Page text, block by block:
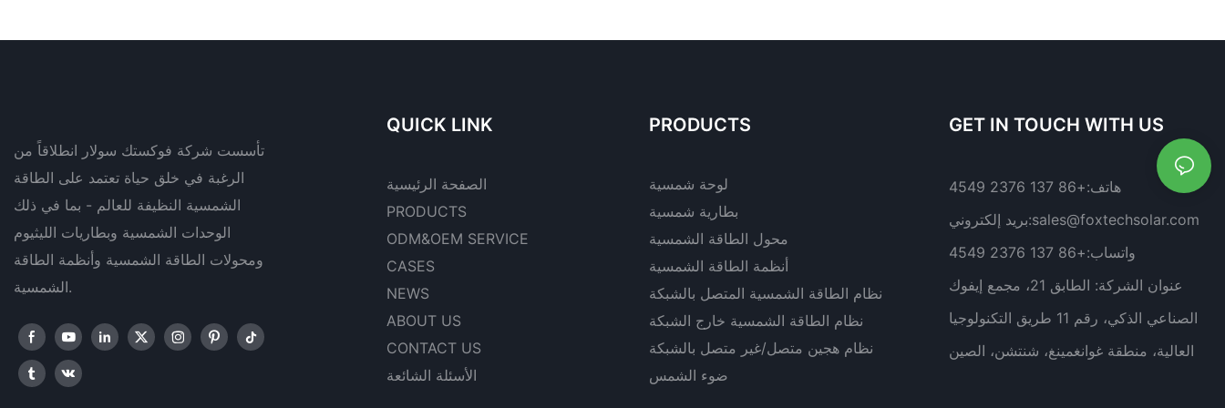
تأسست شركة فوكستك سولار انطلاقاً من
الرغبة في خلق حياة تعتمد على الطاقة
الشمسية النظيفة للعالم - بما في ذلك
الوحدات الشمسية وبطاريات الليثيوم
ومحولات الطاقة الشمسية وأنظمة الطاقة
الشمسية.
QUICK LINK
الصفحة الرئيسية
PRODUCTS
ODM&OEM SERVICE
CASES
NEWS
ABOUT US
CONTACT US
الأسئلة الشائعة
PRODUCTS
لوحة شمسية
بطارية شمسية
محول الطاقة الشمسية
أنظمة الطاقة الشمسية
نظام الطاقة الشمسية المتصل بالشبكة
نظام الطاقة الشمسية خارج الشبكة
نظام هجين متصل/غير متصل بالشبكة
ضوء الشمس
GET IN TOUCH WITH US
هاتف:+86 137 2376 4549
بريد إلكتروني:sales@foxtechsolar.com
واتساب:+86 137 2376 4549
عنوان الشركة:
الطابق 21، مجمع إيفوك
الصناعي الذكي، رقم 11 طريق التكنولوجيا
العالية، منطقة غوانغمينغ، شنتشن، الصين